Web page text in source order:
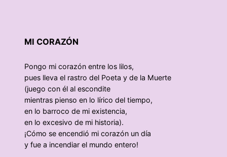
MI CORAZÓN
Pongo mi corazón entre los lilos,
pues lleva el rastro del Poeta y de la Muerte
(juego con él al escondite
mientras pienso en lo lírico del tiempo,
en lo barroco de mi existencia,
en lo excesivo de mi historia).
¡Cómo se encendió mi corazón un día
y fue a incendiar el mundo entero!